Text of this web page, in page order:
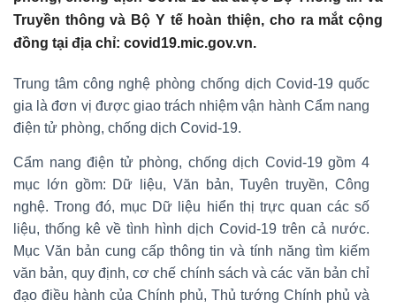
Truyền thông và Bộ Y tế hoàn thiện, cho ra mắt cộng
đồng tại địa chỉ: covid19.mic.gov.vn.
Trung tâm công nghệ phòng chống dịch Covid-19 quốc
gia là đơn vị được giao trách nhiệm vận hành Cẩm nang
điện tử phòng, chống dịch Covid-19.
Cẩm nang điện tử phòng, chống dịch Covid-19 gồm 4
mục lớn gồm: Dữ liệu, Văn bản, Tuyên truyền, Công
nghệ. Trong đó, mục Dữ liệu hiển thị trực quan các số
liệu, thống kê về tình hình dịch Covid-19 trên cả nước.
Mục Văn bản cung cấp thông tin và tính năng tìm kiếm
văn bản, quy định, cơ chế chính sách và các văn bản chỉ
đạo điều hành của Chính phủ, Thủ tướng Chính phủ và